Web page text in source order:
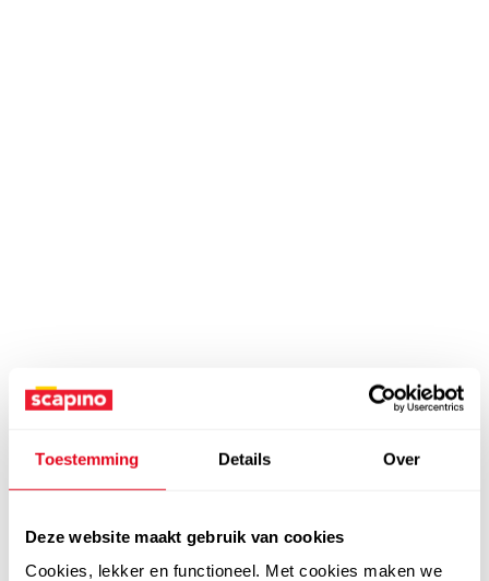
Toestemming Details Over
Deze website maakt gebruik van cookies
Cookies, lekker en functioneel. Met cookies maken we